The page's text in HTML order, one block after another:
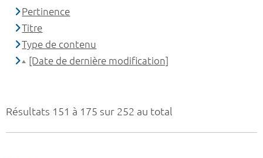
Résultats 151 à 175 sur 252 au total
Pertinence
Titre
Type de contenu
[Date de dernière modification]